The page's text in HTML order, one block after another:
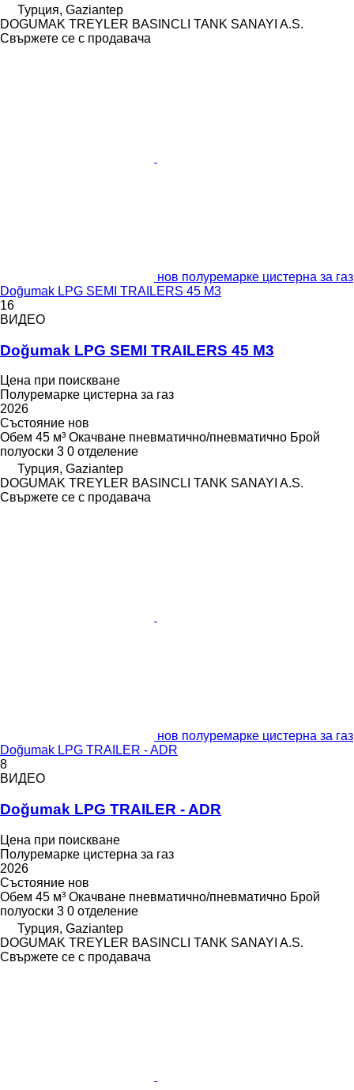
Турция, Gaziantep
DOGUMAK TREYLER BASINCLI TANK SANAYI A.S.
Свържете се с продавача
нов полуремарке цистерна за газ
Doğumak LPG SEMI TRAILERS 45 M3
16
ВИДЕО
Doğumak LPG SEMI TRAILERS 45 M3
Цена при поискване
Полуремарке цистерна за газ
2026
Състояние нов
Обем 45 м³ Окачване пневматично/пневматично Брой
полуоски 3 0 отделение
Турция, Gaziantep
DOGUMAK TREYLER BASINCLI TANK SANAYI A.S.
Свържете се с продавача
нов полуремарке цистерна за газ
Doğumak LPG TRAILER - ADR
8
ВИДЕО
Doğumak LPG TRAILER - ADR
Цена при поискване
Полуремарке цистерна за газ
2026
Състояние нов
Обем 45 м³ Окачване пневматично/пневматично Брой
полуоски 3 0 отделение
Турция, Gaziantep
DOGUMAK TREYLER BASINCLI TANK SANAYI A.S.
Свържете се с продавача